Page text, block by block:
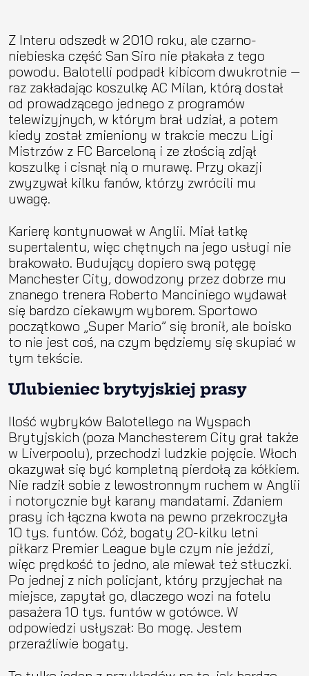
Z Interu odszedł w 2010 roku, ale czarno-
niebieska część San Siro nie płakała z tego
powodu. Balotelli podpadł kibicom dwukrotnie —
raz zakładając koszulkę AC Milan, którą dostał
od prowadzącego jednego z programów
telewizyjnych, w którym brał udział, a potem
kiedy został zmieniony w trakcie meczu Ligi
Mistrzów z FC Barceloną i ze złością zdjął
koszulkę i cisnął nią o murawę. Przy okazji
zwyzywał kilku fanów, którzy zwrócili mu
uwagę.
Karierę kontynuował w Anglii. Miał łatkę
supertalentu, więc chętnych na jego usługi nie
brakowało. Budujący dopiero swą potęgę
Manchester City, dowodzony przez dobrze mu
znanego trenera Roberto Manciniego wydawał
się bardzo ciekawym wyborem. Sportowo
początkowo „Super Mario” się bronił, ale boisko
to nie jest coś, na czym będziemy się skupiać w
tym tekście.
Ulubieniec brytyjskiej prasy
Ilość wybryków Balotellego na Wyspach
Brytyjskich (poza Manchesterem City grał także
w Liverpoolu), przechodzi ludzkie pojęcie. Włoch
okazywał się być kompletną pierdołą za kółkiem.
Nie radził sobie z lewostronnym ruchem w Anglii
i notorycznie był karany mandatami. Zdaniem
prasy ich łączna kwota na pewno przekroczyła
10 tys. funtów. Cóż, bogaty 20-kilku letni
piłkarz Premier League byle czym nie jeździ,
więc prędkość to jedno, ale miewał też stłuczki.
Po jednej z nich policjant, który przyjechał na
miejsce, zapytał go, dlaczego wozi na fotelu
pasażera 10 tys. funtów w gotówce. W
odpowiedzi usłyszał: Bo mogę. Jestem
przeraźliwie bogaty.